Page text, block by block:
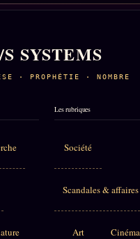
SYSTEMS
· PROPHÉTIE · NOMBRE
Les rubriques
Société
Scandales & affaires
Art Cinéma